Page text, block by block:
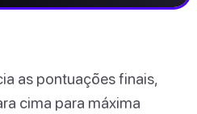
as pontuações finais,
cima para máxima